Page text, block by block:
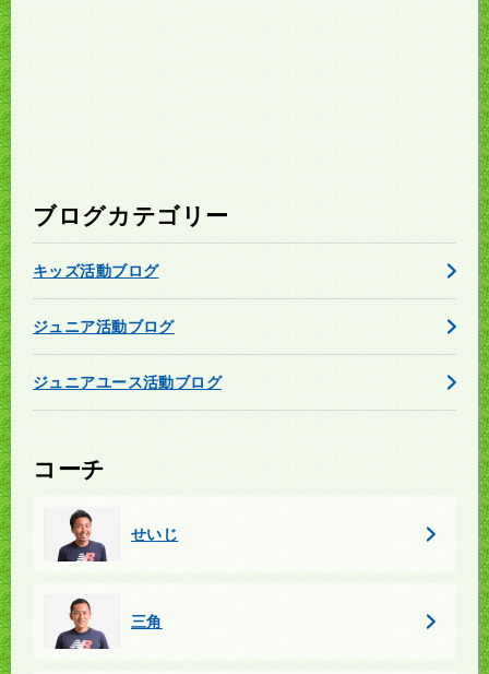
ブログカテゴリー
キッズ活動ブログ
ジュニア活動ブログ
ジュニアユース活動ブログ
コーチ
せいじ
三角